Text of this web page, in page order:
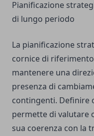
Pianificazione
di lungo periodo
La pianificazione
cornice di
mantenere una
presenza di
contingenti. Definire
permette di valutare
sua coerenza con la